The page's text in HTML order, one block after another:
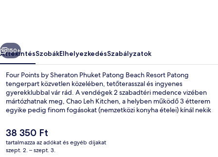
Resort
képgalériája
Következő
150+
ÁttekintésSzobákElhelyezkedésSzabályzatok
Four Points by Sheraton Phuket Patong Beach Resort Patong
tengerpart közvetlen közelében, tetőterasszal és ingyenes
gyerekklubbal vár rád. A vendégek 2 szabadtéri medence vizében
mártózhatnak meg, Chao Leh Kitchen, a helyben működő 3 étterem
egyike pedig finom fogásokat (nemzetközi konyha ételei) kínál nekik
bár és 24 órában nyitva tartó fitneszterem jóvoltából még nívósabb.
Más utazók imádják a szálláshely következő jellemzőit: medence és
segítőkész személyzet.
A
jelenlegi
ár
38 350 Ft
tartalmazza az adókat és egyéb díjakat
szept. 2. – szept. 3.